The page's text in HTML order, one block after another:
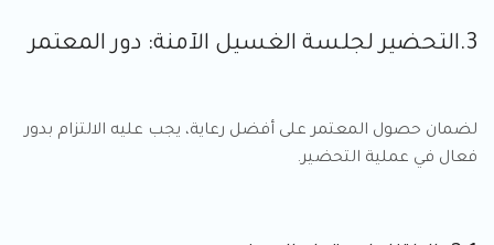
3.التحضير لجلسة الغسيل الآمنة: دور المعتمر
لضمان حصول المعتمر على أفضل رعاية، يجب عليه الالتزام بدور
فعال في عملية التحضير.